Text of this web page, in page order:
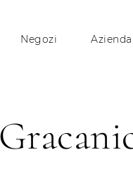
Negozi Azienda